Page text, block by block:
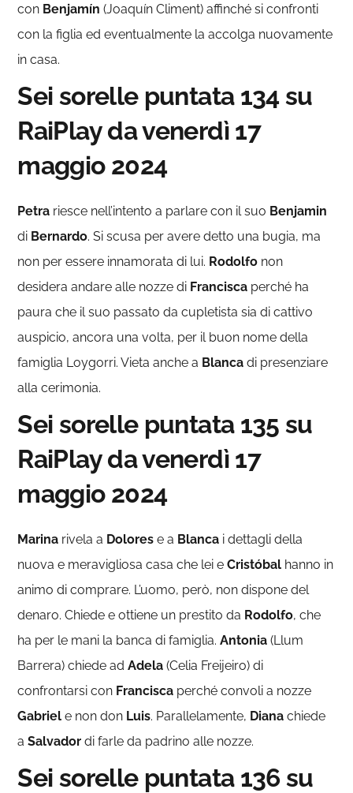
con Benjamín (Joaquín Climent) affinché si confronti
con la figlia ed eventualmente la accolga nuovamente
in casa.
Sei sorelle puntata 134 su
RaiPlay da venerdì 17
maggio 2024
Petra riesce nell’intento a parlare con il suo Benjamin
di Bernardo. Si scusa per avere detto una bugia, ma
non per essere innamorata di lui. Rodolfo non
desidera andare alle nozze di Francisca perché ha
paura che il suo passato da cupletista sia di cattivo
auspicio, ancora una volta, per il buon nome della
famiglia Loygorri. Vieta anche a Blanca di presenziare
alla cerimonia.
Sei sorelle puntata 135 su
RaiPlay da venerdì 17
maggio 2024
Marina rivela a Dolores e a Blanca i dettagli della
nuova e meravigliosa casa che lei eCristóbal hanno in
animo di comprare. L’uomo, però, non dispone del
denaro. Chiede e ottiene un prestito da Rodolfo, che
ha per le mani la banca di famiglia.Antonia (Llum
Barrera) chiede adAdela (Celia Freijeiro) di
confrontarsi con Francisca perché convoli a nozze
Gabriel e non don Luis. Parallelamente, Diana chiede
aSalvador di farle da padrino alle nozze.
Sei sorelle puntata 136 su